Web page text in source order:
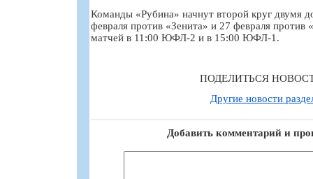
Команды «Рубина» начнут второй круг двумя
февраля против «Зенита» и 27 февраля
матчей в 11:00 ЮФЛ-2 и в 15:00 ЮФЛ-1.
ПОДЕЛИТЬСЯ
Другие новости
Добавить комментарий и